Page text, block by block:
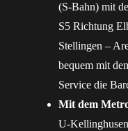
(S-Bahn) mit
S5 Richtung
Stellingen –
bequem mit
Service die
Mit dem
U-